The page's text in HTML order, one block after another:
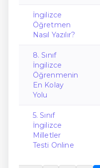
İngilizce
Öğretmen
Nasıl Yazılır?
8. Sınıf
İngilizce
Öğrenmenin
En Kolay
Yolu
5. Sınıf
İngilizce
Milletler
Testi Online